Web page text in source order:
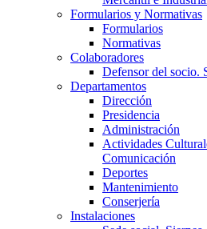
Formularios y Normativas
Formularios
Normativas
Colaboradores
Defensor del socio.
Departamentos
Dirección
Presidencia
Administración
Actividades
Comunicación
Deportes
Mantenimiento
Conserjería
Instalaciones